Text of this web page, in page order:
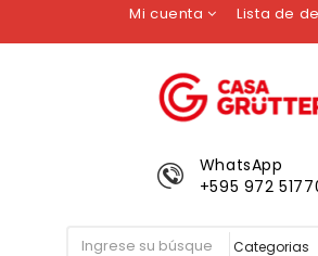
Mi cuenta Lista de
WhatsApp
+595 972